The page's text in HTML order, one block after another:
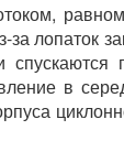
лопаток
в